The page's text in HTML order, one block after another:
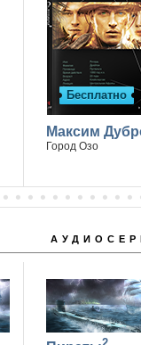
Бесплатно
Максим
Город Озо